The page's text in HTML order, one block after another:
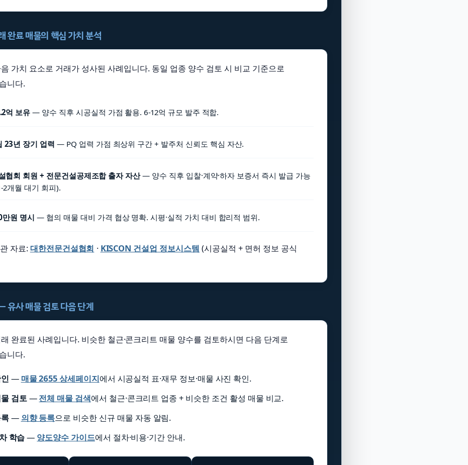
완료 매물의 핵심 가치 분석
가치 요소로 거래가 성사된 사례입니다. 동일 업종 양수 검토 시 비교 기준으로
니다.
억 보유 — 양수 직후 시공실적 가점 활용. 6-12억 규모 발주 적합.
23년 장기 업력 — PQ 업력 가점 최상위 구간 + 발주처 신뢰도 핵심 자산.
협회 회원 + 전문건설공제조합 출자 자산— 양수 직후 입찰·계약·하자 보증서 즉시 발급 가능
2개월 대기 회피).
원 명시 — 협의 매물 대비 가격 협상 명확. 시평·실적 가치 대비 합리적 범위.
자료:대한전문건설협회 · KISCON 건설업 정보시스템 (시공실적 + 면허 정보 공식
유사 매물 검토 다음 단계
완료된 사례입니다. 비슷한 철근·콘크리트 매물 양수를 검토하시면 다음 단계로
니다.
— 매물 2655 상세페이지에서 시공실적 표·재무 정보·매물 사진 확인.
검토—전체 매물 검색에서 철근·콘크리트 업종 + 비슷한 조건 활성 매물 비교.
— 의향 등록으로 비슷한 신규 매물 자동 알림.
학습— 양도양수 가이드에서 절차·비용·기간 안내.